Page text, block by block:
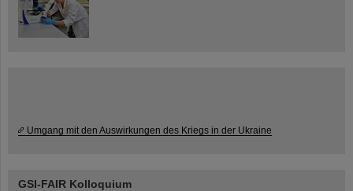
Umgang mit den Auswirkungen des Kriegs in der Ukraine
GSI-FAIR Kolloquium